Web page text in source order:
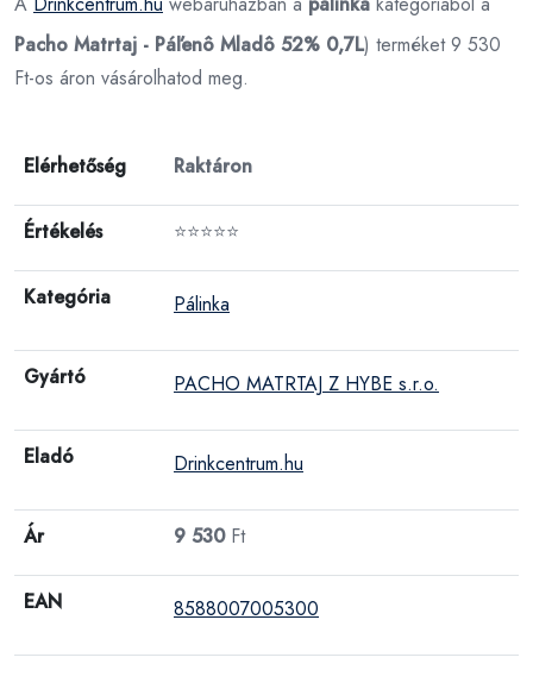
Pacho Matrtaj - Páľenô Mladô 52% 0,7L) terméket 9 530
Ft-os áron vásárolhatod meg.
Elérhetőség Raktáron
Értékelés ⭐⭐⭐⭐⭐
Kategória Pálinka
Gyártó PACHO MATRTAJ Z HYBE s.r.o.
Eladó Drinkcentrum.hu
Ár 9 530Ft
EAN 8588007005300